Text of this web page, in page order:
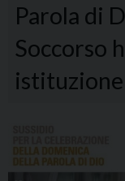
Parola di
Soccorso